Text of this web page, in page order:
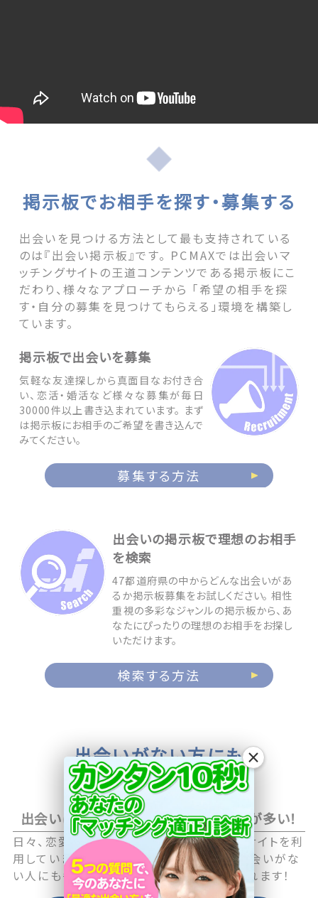
掲示板でお相手を探す・募集する
出会いを見つける方法として最も支持されている
のは『出会い掲示板』です。 PCMAXでは出会いマ
ッチングサイトの王道コンテンツである掲示板にこ
だわり、様々なアプローチから 「希望の相手を探
す・自分の募集を見つけてもらえる」環境を構築し
ています。
掲示板で出会いを募集
気軽な友達探しから真面目なお付き合
い、恋活・婚活など様々な募集が毎日
30000件以上書き込まれています。 まず
は掲示板にお相手のご希望を書き込んで
みてください。
募集する方法
出会いの掲示板で理想のお相手
を検索
47都道府県の中からどんな出会いがあ
るか掲示板募集をお試しください。 相性
重視の多彩なジャンルの掲示板から、あ
なたにぴったりの理想のお相手をお探し
いただけます。
検索する方法
出会いがない方にも
お相手が見つかる
出会いに積極的なアクティブユーザーが多い！
日々、恋愛や恋活に積極的な男性・女性がサイトを利
用していますので職場や日常生活の中で出会いがな
い人にも毎日新しい出会いのチャンスが訪れます！
×